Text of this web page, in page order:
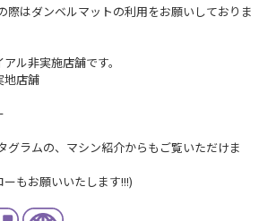
際はダンベルマットの利用をお願いしておりま
ル非実施店舗です。
地店舗
グラムの、マシン紹介からもご覧いただけま
もお願いいたします!!!)